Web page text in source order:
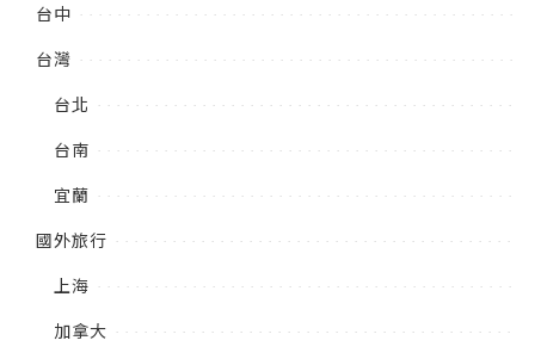
台中
台灣
台北
台南
宜蘭
國外旅行
上海
加拿大